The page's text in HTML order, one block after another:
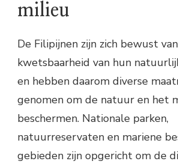
milieu
De Filipijnen zijn zich bewust
kwetsbaarheid van hun
en hebben daarom diverse
genomen om de natuur en het
beschermen. Nationale parken,
natuurreservaten en mariene
gebieden zijn opgericht om de